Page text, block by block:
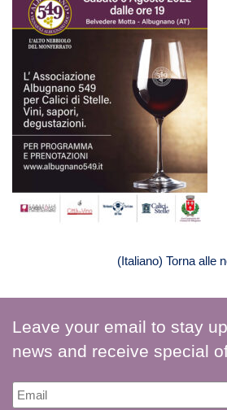
(Italiano) Torna alle
Leave your email to stay
news and receive special